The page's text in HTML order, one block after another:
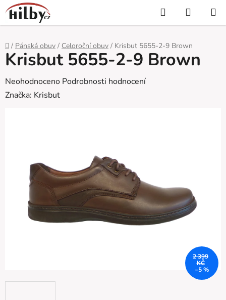
Přejít
na
obsah
Hledat
KOŠÍK
Domů
/ Pánská obuv / Celoroční obuv / Krisbut 5655-2-9 Brown
Krisbut 5655-2-9 Brown
Průměrné
hodnocení
hvězdiček.
Neohodnoceno Podrobnosti hodnocení
Značka: Krisbut
2 399
KČ
–5 %